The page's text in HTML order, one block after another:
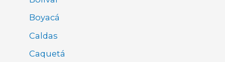
Boyacá
Caldas
Caquetá